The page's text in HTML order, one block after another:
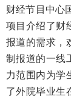
财经节目中心
项目介绍了财
报道的需求，
制报道的一线
力范围内为学
了外院毕业生